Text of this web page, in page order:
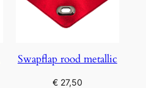
Swapflap rood metallic
€27,50